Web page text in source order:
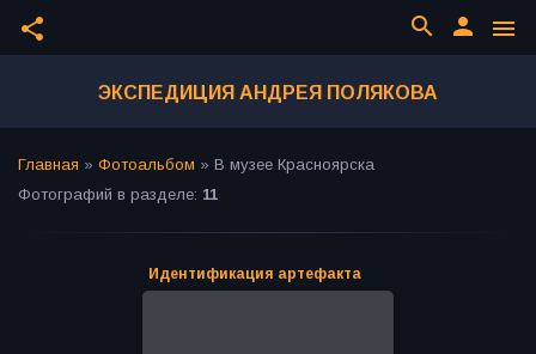
share menu
person
search
ЭКСПЕДИЦИЯ АНДРЕЯ ПОЛЯКОВА
Главная » Фотоальбом » В музее Красноярска
Фотографий в разделе: 11
Идентификация артефакта